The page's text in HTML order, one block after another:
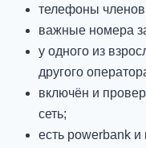
телефоны
важные номера
у одного из
другого
включён и
сеть;
есть powerbank и